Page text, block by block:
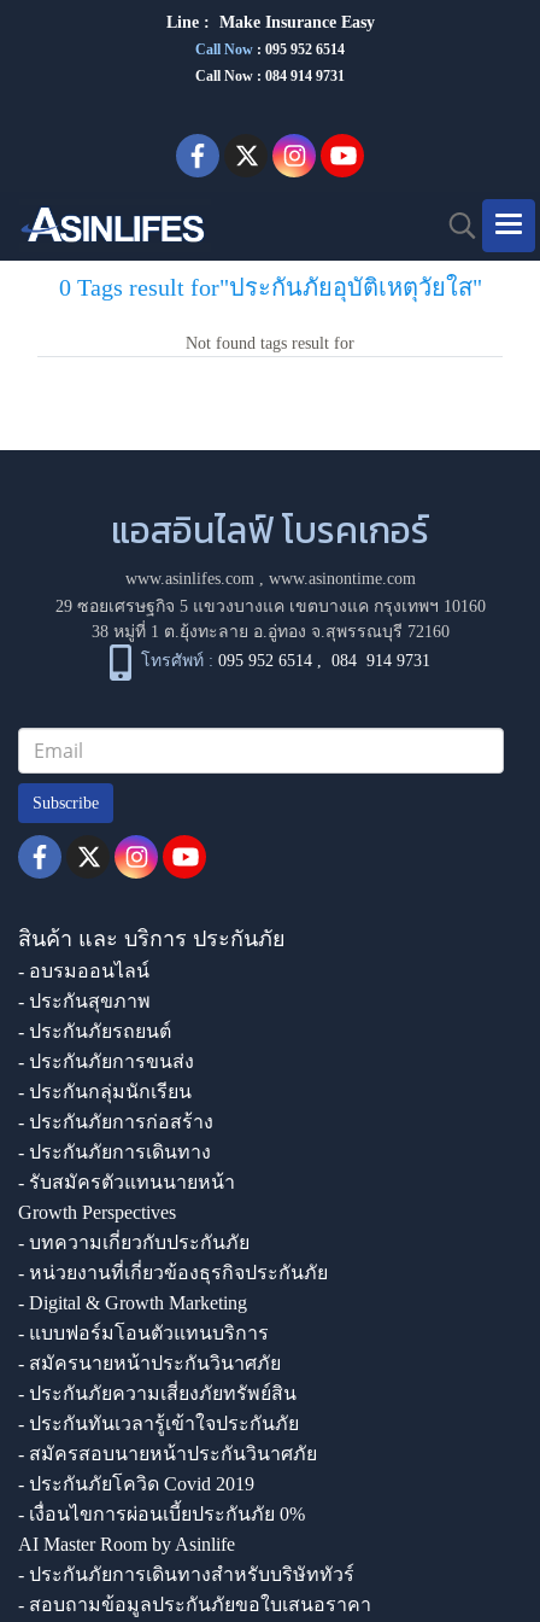
Line : Make Insurance Easy
Call Now : 095 952 6514
Call Now : 084 914 9731
0 Tags result for"ประกันภัยอุบัติเหตุวัยใส"
Not found tags result for
แอสอินไลฟ์ โบรคเกอร์
www.asinlifes.com, www.asinontime.com
29 ซอยเศรษฐกิจ 5 แขวงบางแค เขตบางแค กรุงเทพฯ 10160
38 หมู่ที่ 1 ต.ยุ้งทะลาย อ.อู่ทอง จ.สุพรรณบุรี 72160
โทรศัพท์ : 095 952 6514 ,084 914 9731
Subscribe
สินค้า และ บริการ ประกันภัย
- อบรมออนไลน์
- ประกันสุขภาพ
- ประกันภัยรถยนต์
- ประกันภัยการขนส่ง
- ประกันกลุ่มนักเรียน
- ประกันภัยการก่อสร้าง
- ประกันภัยการเดินทาง
- รับสมัครตัวแทนนายหน้า
Growth Perspectives
- บทความเกี่ยวกับประกันภัย
- หน่วยงานที่เกี่ยวข้องธุรกิจประกันภัย
- Digital & Growth Marketing
- แบบฟอร์มโอนตัวแทนบริการ
- สมัครนายหน้าประกันวินาศภัย
- ประกันภัยความเสี่ยงภัยทรัพย์สิน
- ประกันทันเวลารู้เข้าใจประกันภัย
- สมัครสอบนายหน้าประกันวินาศภัย
- ประกันภัยโควิด Covid 2019
- เงื่อนไขการผ่อนเบี้ยประกันภัย 0%
AI Master Room by Asinlife
- ประกันภัยการเดินทางสำหรับบริษัททัวร์
- สอบถามข้อมูลประกันภัยขอใบเสนอราคา